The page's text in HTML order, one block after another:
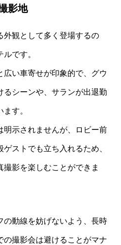
影地
外観として多く登場するの
です。
広い車寄せが印象的で、グウ
るシーンや、サランが出退勤
す。
明示されませんが、ロビー前
ストでも立ち入れるため、
影を楽しむことができま
の動線を妨げないよう、長時
の撮影会は避けることがマナ